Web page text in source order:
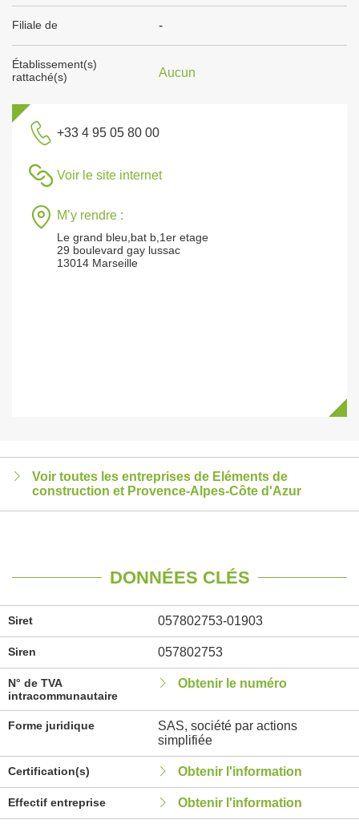
Filiale de -
Établissement(s)
rattaché(s)
Aucun
+33 4 95 05 80 00
Voir le site internet
M’y rendre :
Le grand bleu,bat b,1er etage
29 boulevard gay lussac
13014 Marseille
Voir toutes les entreprises de Eléments de
construction et Provence-Alpes-Côte d'Azur
DONNÉES CLÉS
Siret 057802753-01903
Siren 057802753
N° de TVA
intracommunautaire
Obtenir le numéro
Forme juridique
SAS, société par actions
simplifiée
Certification(s) Obtenir l'information
Effectif entreprise Obtenir l'information